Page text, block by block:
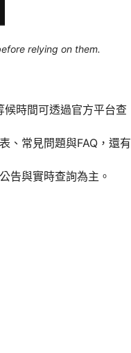
relying on them.
時間可透過官方平台查
、常見問題與FAQ，還有
告與實時查詢為主。